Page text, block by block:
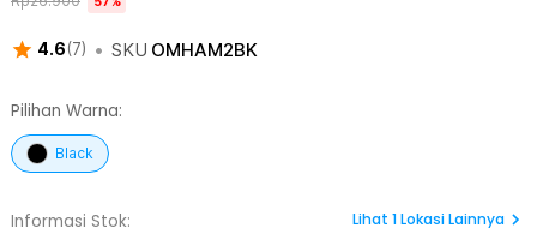
4.6(7) • SKU OMHAM2BK
Pilihan Warna:
Black
Informasi Stok:
Lihat 1Lokasi Lainnya